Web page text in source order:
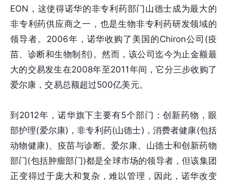
EON，这使得诺华的非专利药部门山德士成为最大的
非专利药供应商之一，也是生物非专利药研发领域的
领导者。2006年，诺华收购了美国的Chiron公司(疫
苗、诊断和生物制剂)。然而，该公司迄今为止金额最
大的交易发生在2008年至2011年间，它分三步收购了
爱尔康，交易总额超过500亿美元。
到2012年，诺华旗下主要有5个部门：创新药物，眼
部护理(爱尔康)，非专利药(山德士)，消费者健康(包括
动物健康)、疫苗与诊断。爱尔康、山德士和创新药物
部门(包括肿瘤部门)都是全球市场的领导者，但该集团
正变得过于庞大和复杂，难以管理，因此，诺华改变